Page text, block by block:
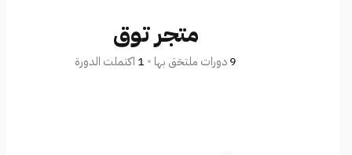
متجر توق
9دورات ملتحَق بها •
1 اكتملت الدورة